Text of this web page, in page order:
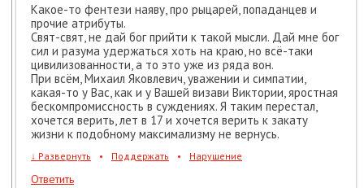
Какое-то фентези наяву, про рыцарей, попаданцев и
прочие атрибуты.
Свят-свят, не дай бог прийти к такой мысли. Дай мне бог
сил и разума удержаться хоть на краю, но всё-таки
цивилизованности, а то это уже из ряда вон.
При всём, Михаил Яковлевич, уважении и симпатии,
какая-то у Вас, как и у Вашей визави Виктории, яростная
бескомпромиссность в суждениях. Я таким перестал,
хочется верить, лет в 17 и хочется верить к закату
жизни к подобному максимализму не вернусь.
↓ Развернуть • Поддержать • Нарушение
Ответить